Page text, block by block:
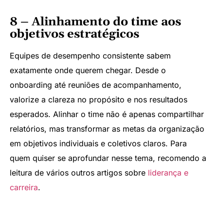
8 – Alinhamento do time aos
objetivos estratégicos
Equipes de desempenho consistente sabem
exatamente onde querem chegar. Desde o
onboarding até reuniões de acompanhamento,
valorize a clareza no propósito e nos resultados
esperados. Alinhar o time não é apenas compartilhar
relatórios, mas transformar as metas da organização
em objetivos individuais e coletivos claros. Para
quem quiser se aprofundar nesse tema, recomendo a
leitura de vários outros artigos sobre liderança e
carreira.